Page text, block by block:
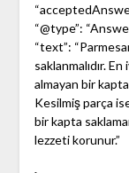
“@type”:
“text”:
saklanmalıdır.
almayan bir
Kesilmiş parça
bir kapta
lezzeti korunur.”